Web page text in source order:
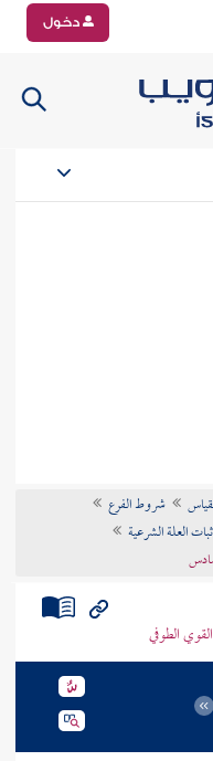
دخول
شروط الفرع
العلة الشرعية
الطوفي